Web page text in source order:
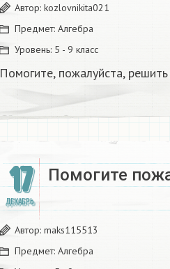
Автор: kozlovnikita021
Предмет: Алгебра
Уровень: 5 - 9 класс
Помогите, пожалуйста,
17
ДЕКАБРЬ
Помогите
Автор: maks115513
Предмет: Алгебра